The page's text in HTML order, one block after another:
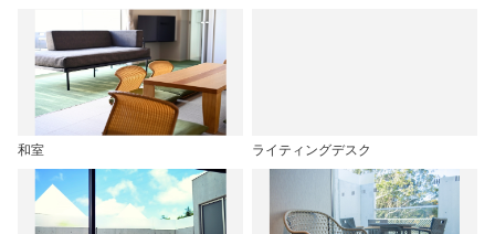
和室 ライティングデスク